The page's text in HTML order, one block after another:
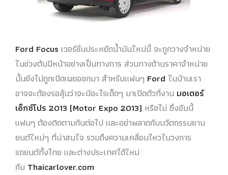
Ford Focus เวอร์ชั่นประหยัดน้ำมันใหม่นี้ จะถูกวางจำหน่าย
ในช่วงต้นปีหน้าอย่างเป็นทางการ ส่วนทางด้านราคาจำหน่าย
นั้นยังไม่ถูกเปิดเผยออกมา สำหรับแฟนๆ Ford ในบ้านเรา
อาจจะต้องรอลุ้นว่าจะมีอะไรเด็ดๆ มาเปิดตัวที่งาน มอเตอร์
เอ็กซ์โปร 2013 (Motor Expo 2013) หรือไม่ ซึ่งอันนี้
แฟนๆ ต้องติดตามกันต่อไป และอย่าพลาดกับนวัตกรรมยาน
ยนต์ใหม่ๆ ที่น่าสนใจ รวมถึงความเคลื่อนไหวในวงการ
รถยนต์ทั้งไทย และต่างประเทศได้ใหม่
กับ Thaicarlover.com